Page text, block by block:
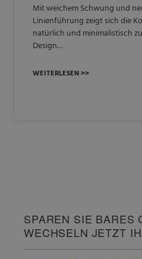
Mit weichem Schwung und
Linienführung zeigt sich die
natürlich und minimalistisch
Design…
WEITERLESEN >>
SPAREN SIE BARES
WECHSELN JETZT